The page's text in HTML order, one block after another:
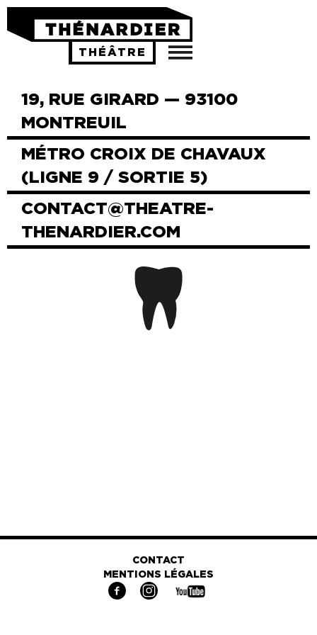
THÉÂTRE
INFOS
PRO
ARCHIVES
STAGES
19, RUE GIRARD — 93100
MONTREUIL
MÉTRO CROIX DE CHAVAUX
(LIGNE 9 / SORTIE 5)
CONTACT@THEATRE-
THENARDIER.COM
CONTACT
MENTIONS LÉGALES